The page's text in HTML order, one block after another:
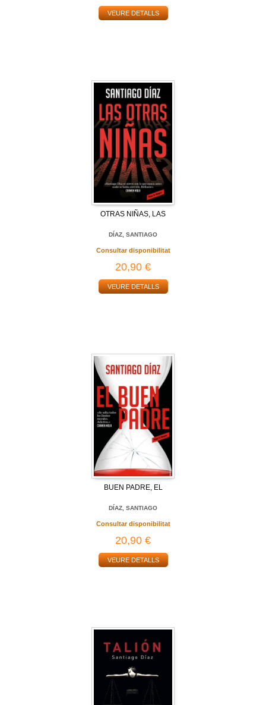
VEURE DETALLS
OTRAS NIÑAS, LAS
DÍAZ, SANTIAGO
Consultar disponibilitat
20,90 €
VEURE DETALLS
BUEN PADRE, EL
DÍAZ, SANTIAGO
Consultar disponibilitat
20,90 €
VEURE DETALLS